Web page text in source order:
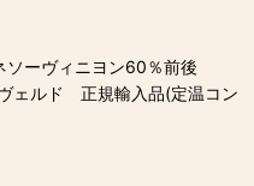
ーヴィニヨン60％前後
ェルド 正規輸入品(定温コン